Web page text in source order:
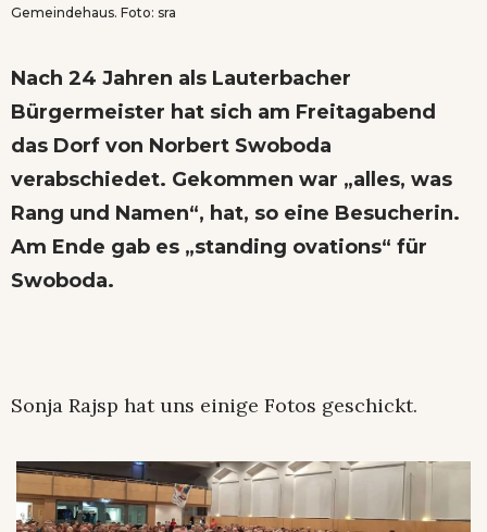
Gemeindehaus. Foto: sra
Nach 24 Jahren als Lauterbacher
Bürgermeister hat sich am Freitagabend
das Dorf von Norbert Swoboda
verabschiedet. Gekommen war „alles, was
Rang und Namen“, hat, so eine Besucherin.
Am Ende gab es „standing ovations“ für
Swoboda.
Sonja Rajsp hat uns einige Fotos geschickt.